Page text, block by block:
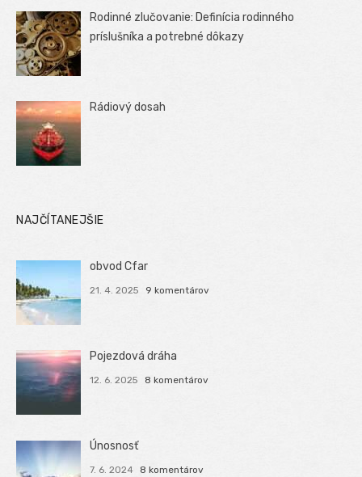
Rodinné zlučovanie: Definícia rodinného
príslušníka a potrebné dôkazy
Rádiový dosah
NAJČÍTANEJŠIE
obvod Cfar
21. 4. 2025 9 komentárov
Pojezdová dráha
12. 6. 2025 8 komentárov
Únosnosť
7. 6. 2024 8 komentárov